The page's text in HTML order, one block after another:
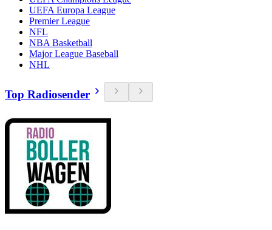
UEFA Europa League
Premier League
NFL
NBA Basketball
Major League Baseball
NHL
Top Radiosender